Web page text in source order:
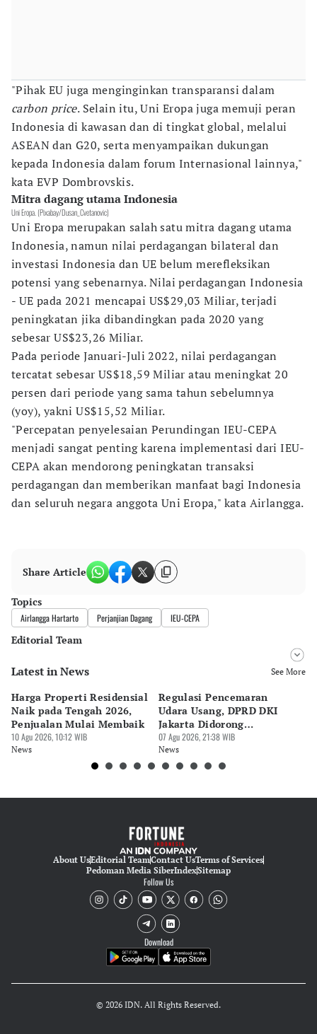
"Pihak EU juga menginginkan transparansi dalam
carbon price. Selain itu, Uni Eropa juga memuji peran
Indonesia di kawasan dan di tingkat global, melalui
ASEAN dan G20, serta menyampaikan dukungan
kepada Indonesia dalam forum Internasional lainnya,"
kata EVP Dombrovskis.
Mitra dagang utama Indonesia
Uni Eropa. (Pixabay/Dusan_Cvetanovic)
Uni Eropa merupakan salah satu mitra dagang utama
Indonesia, namun nilai perdagangan bilateral dan
investasi Indonesia dan UE belum merefleksikan
potensi yang sebenarnya. Nilai perdagangan Indonesia
- UE pada 2021 mencapai US$29,03 Miliar, terjadi
peningkatan jika dibandingkan pada 2020 yang
sebesar US$23,26 Miliar.
Pada periode Januari-Juli 2022, nilai perdagangan
tercatat sebesar US$18,59 Miliar atau meningkat 20
persen dari periode yang sama tahun sebelumnya
(yoy), yakni US$15,52 Miliar.
"Percepatan penyelesaian Perundingan IEU-CEPA
menjadi sangat penting karena implementasi dari IEU-
CEPA akan mendorong peningkatan transaksi
perdagangan dan memberikan manfaat bagi Indonesia
dan seluruh negara anggota Uni Eropa," kata Airlangga.
Share Article
Topics
Airlangga Hartarto Perjanjian Dagang IEU-CEPA
Editorial Team
Editor
Editor
Eko Wahyudi
Latest in News See More
Harga Properti Residensial
Naik pada Tengah 2026,
Penjualan Mulai Membaik
10 Agu 2026, 10:12 WIB
News
Regulasi Pencemaran
Udara Usang, DPRD DKI
Jakarta Didorong
Prioritaskan Revisi Perda
07 Agu 2026, 21:38 WIB
News
About UsEditorial TeamContact UsTerms of Services
Pedoman Media SiberIndexSitemap
Follow Us
Download
© 2026 IDN. All Rights Reserved.